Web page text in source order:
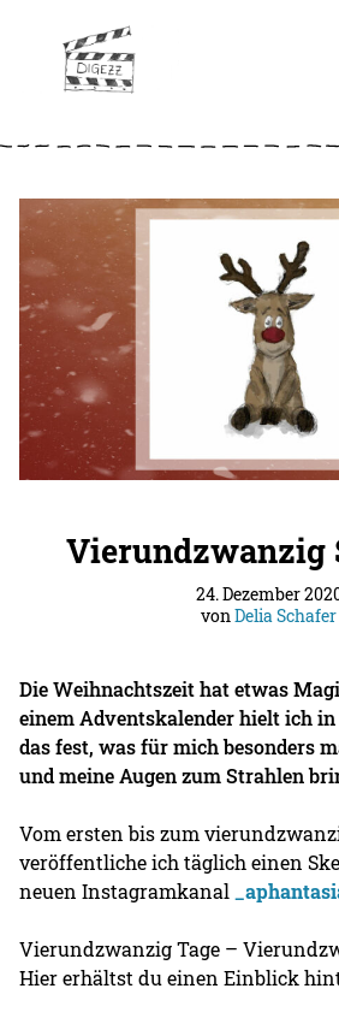
Vierundzwanzig
24. Dezember
vonDelia Schafer
Die Weihnachtszeit hat etwas
einem Adventskalender hielt ich
das fest, was für mich besonders
und meine Augen zum Strahlen
Vom ersten bis zum
veröffentliche ich täglich einen
neuen Instagramkanal
Vierundzwanzig Tage –
Hier erhältst du einen Einblick